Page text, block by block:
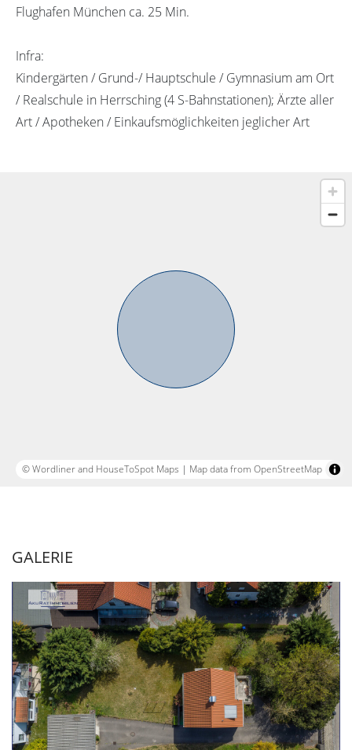
Flughafen München ca. 25 Min.
Infra:
Kindergärten / Grund-/ Hauptschule / Gymnasium am Ort
/ Realschule in Herrsching (4 S-Bahnstationen); Ärzte aller
Art / Apotheken / Einkaufsmöglichkeiten jeglicher Art
© Wordliner and HouseToSpot Maps | Map data from OpenStreetMap
GALERIE